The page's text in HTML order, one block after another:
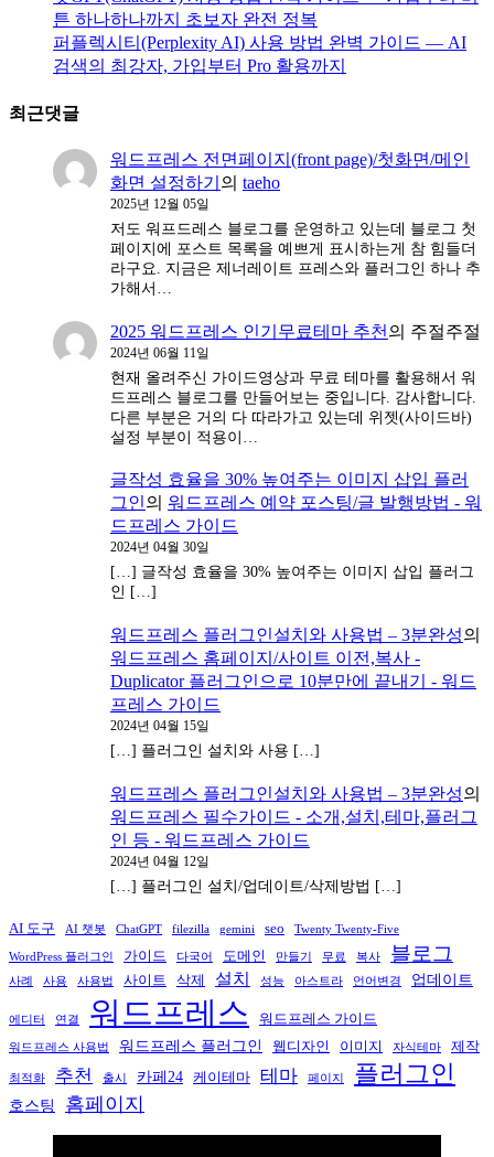
튼 하나하나까지 초보자 완전 정복
퍼플렉시티(Perplexity AI) 사용 방법 완벽 가이드 — AI
검색의 최강자, 가입부터 Pro 활용까지
최근댓글
워드프레스 전면페이지(front page)/첫화면/메인
화면 설정하기 의 taeho
2025년 12월 05일
저도 워프드레스 블로그를 운영하고 있는데 블로그 첫
페이지에 포스트 목록을 예쁘게 표시하는게 참 힘들더
라구요. 지금은 제너레이트 프레스와 플러그인 하나 추
가해서…
2025 워드프레스 인기무료테마 추천 의 주절주절
2024년 06월 11일
현재 올려주신 가이드영상과 무료 테마를 활용해서 워
드프레스 블로그를 만들어보는 중입니다. 감사합니다.
다른 부분은 거의 다 따라가고 있는데 위젯(사이드바)
설정 부분이 적용이…
글작성 효율을 30% 높여주는 이미지 삽입 플러
그인의 워드프레스 예약 포스팅/글 발행방법 - 워
드프레스 가이드
2024년 04월 30일
[…] 글작성 효율을 30% 높여주는 이미지 삽입 플러그
인 […]
워드프레스 플러그인설치와 사용법 – 3분완성의
워드프레스 홈페이지/사이트 이전,복사 -
Duplicator 플러그인으로 10분만에 끝내기 - 워드
프레스 가이드
2024년 04월 15일
[…] 플러그인 설치와 사용 […]
워드프레스 플러그인설치와 사용법 – 3분완성의
워드프레스 필수가이드 - 소개,설치,테마,플러그
인 등 - 워드프레스 가이드
2024년 04월 12일
[…] 플러그인 설치/업데이트/삭제방법 […]
AI 도구 AI 챗봇 ChatGPT filezilla gemini seo Twenty Twenty-Five
WordPress 플러그인 가이드 다국어 도메인 만들기 무료 복사 블로그
사례 사용 사용법 사이트 삭제 설치 성능 아스트라 언어변경 업데이트
에디터 연결 워드프레스 워드프레스 가이드
워드프레스 사용법 워드프레스 플러그인 웹디자인 이미지 자식테마 제작
최적화 추천 출시 카페24 케이테마 테마 페이지 플러그인
호스팅 홈페이지